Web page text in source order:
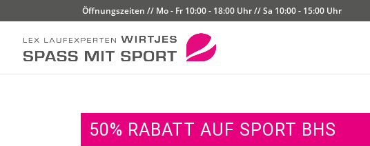
Öffnungszeiten // Mo - Fr 10:00 - 18:00 Uhr // Sa 10:00 - 15:00 Uhr
50% RABATT AUF SPORT BHS